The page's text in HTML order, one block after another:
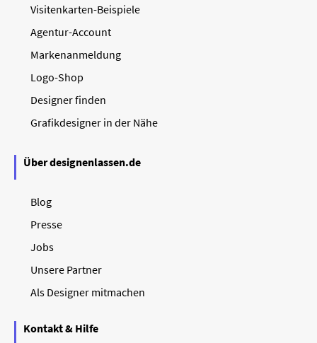
Visitenkarten-Beispiele
Agentur-Account
Markenanmeldung
Logo-Shop
Designer finden
Grafikdesigner in der Nähe
Über designenlassen.de
Blog
Presse
Jobs
Unsere Partner
Als Designer mitmachen
Kontakt & Hilfe